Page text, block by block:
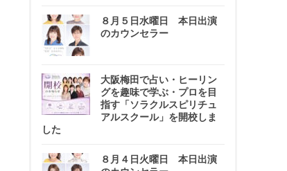
８月５日水曜日 本日出演
のカウンセラー
大阪梅田で占い・ヒーリン
グを趣味で学ぶ・プロを目
指す「ソラクルスピリチュ
アルスクール」を開校しま
した
８月４日火曜日 本日出演